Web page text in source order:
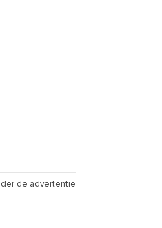
de advertentie